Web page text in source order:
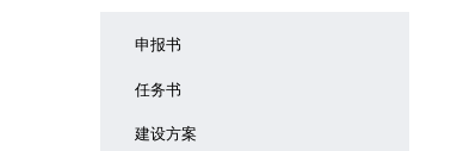
申报书
任务书
建设方案